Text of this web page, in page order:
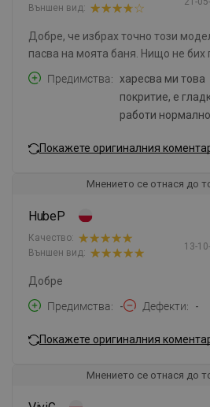
Външен вид:
Добре, че избрах точно този
пасва на моята баня. Нищо не бих
Предимства
харесва ми това
покритие, е
работи нормално.
Покажете оригиналния
Мнението се отнася до
HubeP
13-
Качество:
Външен вид:
Добре
Предимства
- Дефекти -
Покажете оригиналния
Мнението се отнася до